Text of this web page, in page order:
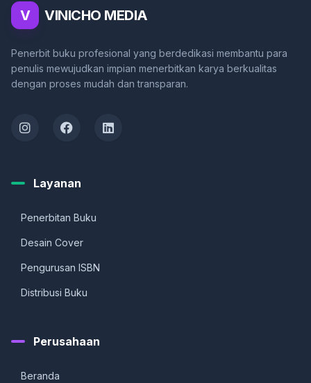
V VINICHO MEDIA
Penerbit buku profesional yang berdedikasi membantu para
penulis mewujudkan impian menerbitkan karya berkualitas
dengan proses mudah dan transparan.
Layanan
Penerbitan Buku
Desain Cover
Pengurusan ISBN
Distribusi Buku
Perusahaan
Beranda